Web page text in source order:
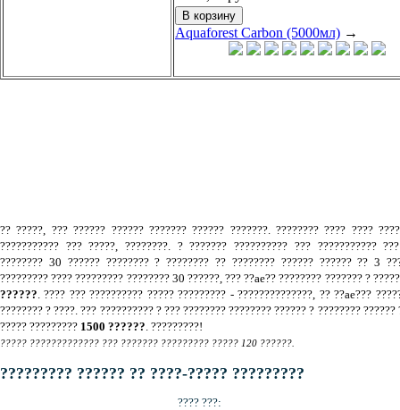
Aquaforest Carbon (5000мл) →
?? ?????, ??? ?????? ?????? ??????? ?????? ???????. ???????? ???? ????
??????????? ??? ?????, ????????. ? ??????? ?????????? ??? ???????????
???????? 30 ?????? ???????? ? ???????? ?? ???????? ?????? ?????? ?? 3
????????? ???? ????????? ???????? 30 ??????, ??? ??ae?? ???????? ??????? ?
??????. ???? ??? ?????????? ????? ????????? - ??????????????, ?? ??ae???
???????? ? ????. ??? ?????????? ? ??? ???????? ???????? ?????? ? ???????? ??????
????? ????????? 1500 ??????. ?????????!
????? ????????????? ??? ??????? ????????? ????? 120 ??????.
????????? ?????? ?? ????-????? ?????????
???? ???: